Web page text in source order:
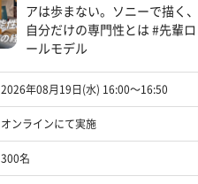
アは歩まない。ソニーで描く、
自分だけの専門性とは #先輩ロ
ールモデル
2026年08月19日(水) 16:00〜16:50
オンラインにて実施
300名